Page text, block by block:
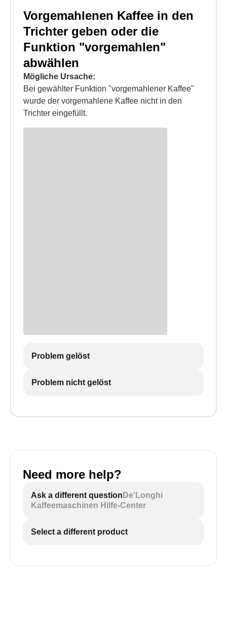
Vorgemahlenen Kaffee in den
Trichter geben oder die
Funktion "vorgemahlen"
abwählen
Mögliche Ursache:
Bei gewählter Funktion "vorgemahlener Kaffee"
wurde der vorgemahlene Kaffee nicht in den
Trichter eingefüllt.
Problem gelöst
Problem nicht gelöst
Need more help?
Ask a different question De'Longhi
Kaffeemaschinen Hilfe-Center
Select a different product